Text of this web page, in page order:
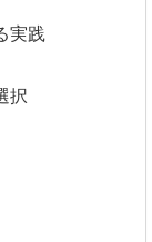
実践
択